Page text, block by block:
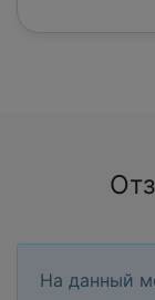
На данный